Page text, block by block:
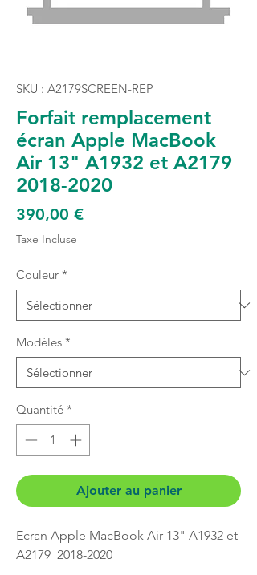
SKU : A2179SCREEN-REP
Forfait remplacement
écran Apple MacBook
Air 13" A1932 et A2179
2018-2020
390,00 €Prix
Taxe Incluse
Couleur *
Modèles *
Quantité *
Ajouter au panier
Ecran Apple MacBook Air 13" A1932 et
A2179 2018-2020